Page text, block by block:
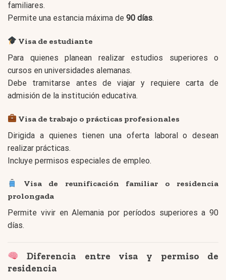
familiares.
Permite una estancia máxima de 90 días.
Visa de estudiante
Para quienes planean realizar estudios superiores o
cursos en universidades alemanas.
Debe tramitarse antes de viajar y requiere carta de
admisión de la institución educativa.
Visa de trabajo o prácticas profesionales
Dirigida a quienes tienen una oferta laboral o desean
realizar prácticas.
Incluye permisos especiales de empleo.
Visa de reunificación familiar o residencia
prolongada
Permite vivir en Alemania por períodos superiores a 90
días.
Diferencia entre visa y permiso de
residencia